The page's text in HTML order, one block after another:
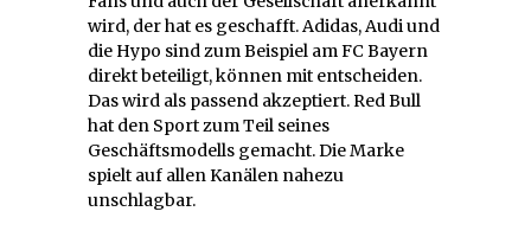
wird, der hat es geschafft. Adidas, Audi und
die Hypo sind zum Beispiel am FC Bayern
direkt beteiligt, können mit entscheiden.
Das wird als passend akzeptiert. Red Bull
hat den Sport zum Teil seines
Geschäftsmodells gemacht. Die Marke
spielt auf allen Kanälen nahezu
unschlagbar.